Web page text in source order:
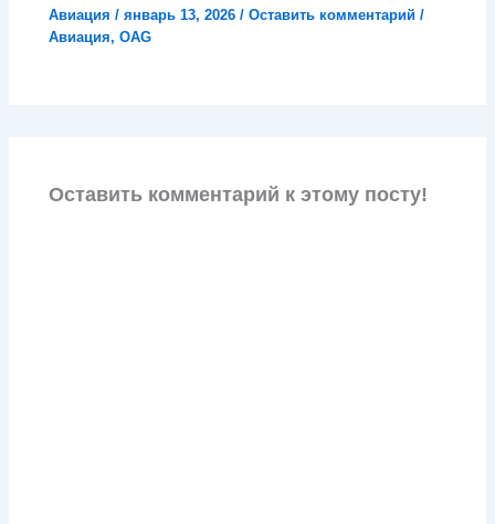
Авиация /январь 13, 2026/Оставить комментарий /
Авиация,OAG
Оставить комментарий к этому посту!